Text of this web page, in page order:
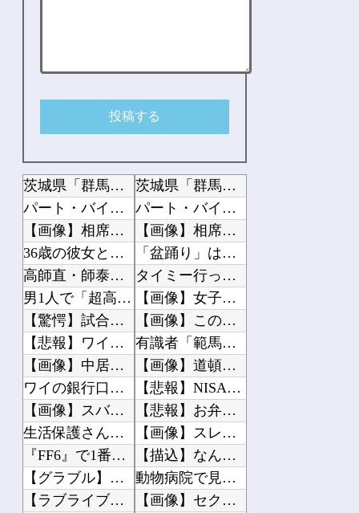
茨城県「群馬のパスポート、思い切りパクりました」群馬県「
パート・バイトあんまり教えてくれない職場
【画像】相席食堂に仕込みレベルの鍾乳洞受付嬢ｗｗｗｗｗｗｗｗｗｗｗｗ
36歳の彼女と結婚したいのに、家族が猛反対。家族から信じられない言葉が飛び出した...
高師直・師泰「降伏するから許して？」
男1人で「超高級アフタヌーンティー」に来てみたwww
【驚愕】試合後に傷心の久保タケを飯に誘うジャガー浅野がコチラ!!!
【悲報】ワイ、職場でアミバ呼ばわりされる
【画像】中居正広「（まずい…このままじゃ木村が最下位になる…）ああぁぁぁ滑ったぁ...
ワイの銀行口座4つもあるんだけど多すぎ？
【画像】スバル、ガチで凄い実力を持っていた
生活保護さん、1400円のハンバーガーを食べただけで批判される
『FF6』で1番苦戦する所といえば？
【グラブル】無料石で天井して何もでないときって怒る？
【ラブライブ！】【画像】蓮ノ空お散歩日記の店舗特典イラストが公開される【DOLL...
茨城県「群馬のパスポート、思い切りパクりました」群馬県「
パート・バイトあんまり教えてくれない職場
【画像】相席食堂に仕込みレベルの鍾乳洞受付嬢ｗｗｗｗｗｗｗｗｗｗｗｗ
「盆踊り」は騒音か 苦情数件で会場半減、無音の中イヤホンから流れる曲に合わせ踊る...
タイミー行ったらハゲオッサンが一生懸命梱包してて笑った その懸命さを別の場面で活...
【画像】女子アナさんの谷〇＆バインすごいｗｗｗｗ
【画像】このボケて、破壊力ありすぎてクッソワロタｗｗｗｗｗｗｗｗｗ
有識者「範馬勇次郎とクリリンが戦ったらクリリンの圧勝。勝負にならないぐらい差があ...
【画像】道頓堀女子「暑すぎて服脱ごうかと思った」･･････････ﾊﾟｼｬｯ！...
【悲報】NISA民、『オルカン』『S&P500』『NASDAQ100』しか買わな...
【悲報】お弁当屋さん、消費税が下がっても値段据え置き
【画像】スレンダー美脚、とんでもないダンスを披露してしまうwww
【描込】なんだよこの漫画ｗｗｗ【注意】
動物病院で見かけた白ぬこ様。 タオルにくるまれて大人しく抱っこされてたんだが ...
【画像】セクシー女優・三浦恵理子、全裸ナマ乳がHすぎる